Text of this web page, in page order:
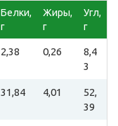
Белки,
г
Жиры,
г
Угл,
г
2,38 0,26
8,4
3
31,84 4,01
52,
39